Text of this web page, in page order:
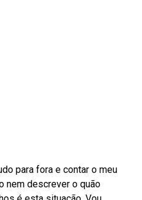
para fora e contar o meu
nem descrever o quão